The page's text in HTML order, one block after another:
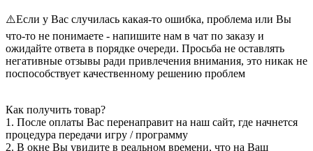
⚠️Если у Вас случилась какая-то ошибка, проблема или Вы
что-то не понимаете - напишите нам в чат по заказу и
ожидайте ответа в порядке очереди. Просьба не оставлять
негативные отзывы ради привлечения внимания, это никак не
поспособствует качественному решению проблем
Как получить товар?
1. После оплаты Вас перенаправит на наш сайт, где начнется
процедура передачи игру / программу
2. В окне Вы увидите в реальном времени, что на Ваш